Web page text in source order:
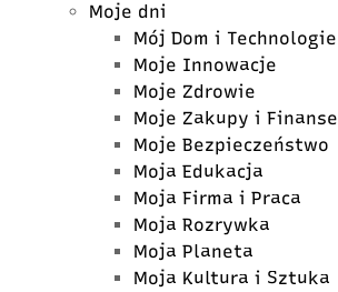
Moje dni
Mój Dom i Technologie
Moje Innowacje
Moje Zdrowie
Moje Zakupy i Finanse
Moje Bezpieczeństwo
Moja Edukacja
Moja Firma i Praca
Moja Rozrywka
Moja Planeta
Moja Kultura i Sztuka